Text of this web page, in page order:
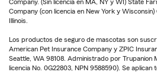
Company. (Sin licencia en MA, NY y WI) State
Company (con licencia en New York y
Illinois.
Los productos de seguro de mascotas son
American Pet Insurance Company y ZPIC
Seattle, WA 98108. Administrado por Trupanion
licencia No. 0G22803, NPN 9588590). Se